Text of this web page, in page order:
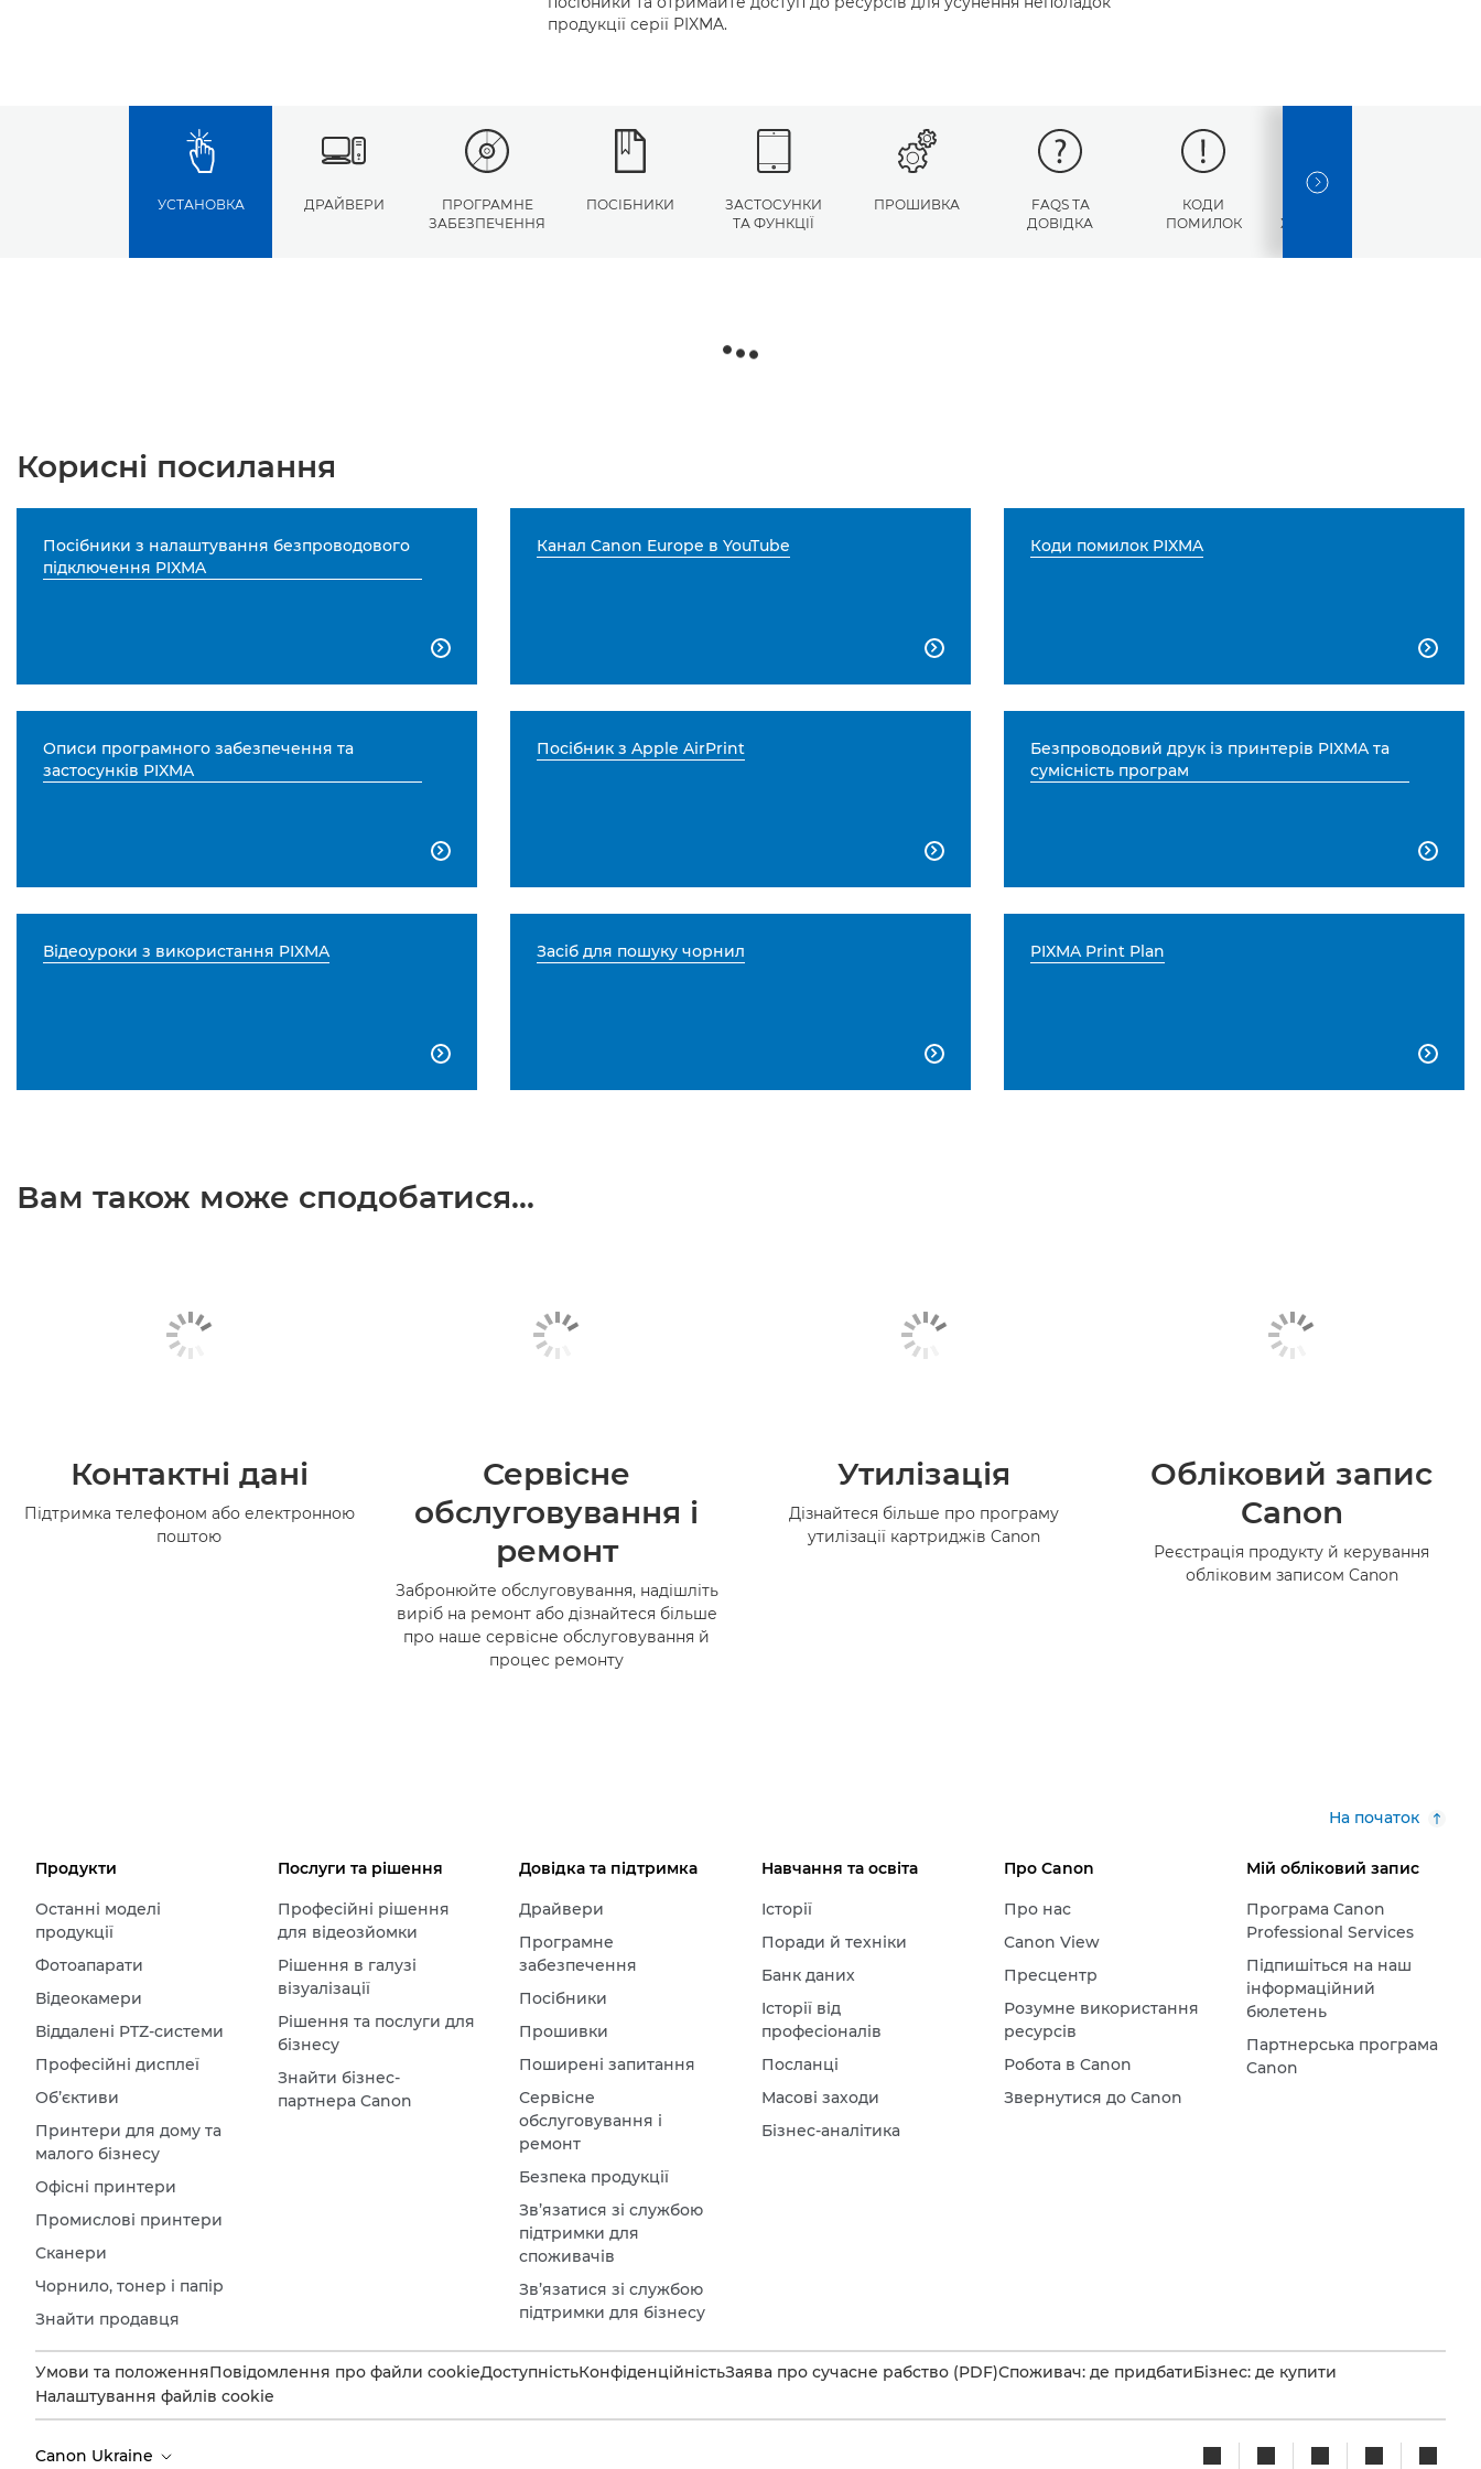
продукції серії PIXMA.
УСТАНОВКА ДРАЙВЕРИ
ПРОГРАМНЕ
ЗАБЕЗПЕЧЕННЯ
ПОСІБНИКИ
ЗАСТОСУНКИ
ТА ФУНКЦІЇ
ПРОШИВКА
FAQS ТА
ДОВІДКА
КОДИ
ПОМИЛОК
ХАРАКТЕРИСТИКИ
NEXT SLIDE
Корисні посилання
Посібники з налаштування безпроводового
підключення PIXMA

Канал Canon Europe в YouTube

Коди помилок PIXMA

Описи програмного забезпечення та
застосунків PIXMA

Посібник з Apple AirPrint

Безпроводовий друк із принтерів PIXMA та
сумісність програм

Відеоуроки з використання PIXMA

Засіб для пошуку чорнил

PIXMA Print Plan

Вам також може сподобатися...
Контактні дані
Підтримка телефоном або електронною
поштою
Сервісне
обслуговування і
ремонт
Забронюйте обслуговування, надішліть
виріб на ремонт або дізнайтеся більше
про наше сервісне обслуговування й
процес ремонту
Утилізація
Дізнайтеся більше про програму
утилізації картриджів Canon
Обліковий запис
Canon
Реєстрація продукту й керування
обліковим записом Canon
На початок
Продукти
Останні моделі
продукції
Фотоапарати
Відеокамери
Віддалені PTZ-системи
Професійні дисплеї
Об’єктиви
Принтери для дому та
малого бізнесу
Офісні принтери
Промислові принтери
Сканери
Чорнило, тонер і папір
Знайти продавця
Послуги та рішення
Професійні рішення
для відеозйомки
Рішення в галузі
візуалізації
Рішення та послуги для
бізнесу
Знайти бізнес-
партнера Canon
Довідка та підтримка
Драйвери
Програмне
забезпечення
Посібники
Прошивки
Поширені запитання
Сервісне
обслуговування і
ремонт
Безпека продукції
Зв’язатися зі службою
підтримки для
споживачів
Зв’язатися зі службою
підтримки для бізнесу
Навчання та освіта
Історії
Поради й техніки
Банк даних
Історії від
професіоналів
Посланці
Масові заходи
Бізнес-аналітика
Про Canon
Про нас
Canon View
Пресцентр
Розумне використання
ресурсів
Робота в Canon
Звернутися до Canon
Мій обліковий запис
Програма Canon
Professional Services
Підпишіться на наш
інформаційний
бюлетень
Партнерська програма
Canon
Умови та положенняПовідомлення про файли cookieДоступністьКонфіденційністьЗаява про сучасне рабство (PDF)Споживач: де придбатиБізнес: де купити
Налаштування файлів cookie
Canon Ukraine